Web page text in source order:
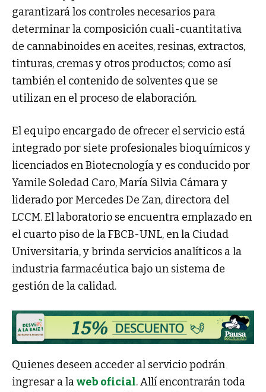
garantizará los controles necesarios para
determinar la composición cuali-cuantitativa
de cannabinoides en aceites, resinas, extractos,
tinturas, cremas y otros productos; como así
también el contenido de solventes que se
utilizan en el proceso de elaboración.
El equipo encargado de ofrecer el servicio está
integrado por siete profesionales bioquímicos y
licenciados en Biotecnología y es conducido por
Yamile Soledad Caro, María Silvia Cámara y
liderado por Mercedes De Zan, directora del
LCCM. El laboratorio se encuentra emplazado en
el cuarto piso de la FBCB-UNL, en la Ciudad
Universitaria, y brinda servicios analíticos a la
industria farmacéutica bajo un sistema de
gestión de la calidad.
Quienes deseen acceder al servicio podrán
ingresar a laweb oficial. Allí encontrarán toda